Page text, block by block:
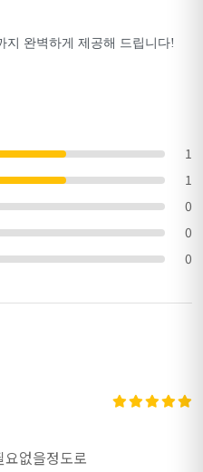
지 완벽하게 제공해 드립니다!
1
1
0
0
0
없을정도로